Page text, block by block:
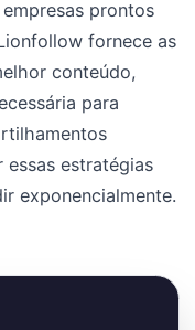
prontos
fornece as
conteúdo,
para
essas estratégias
exponencialmente.